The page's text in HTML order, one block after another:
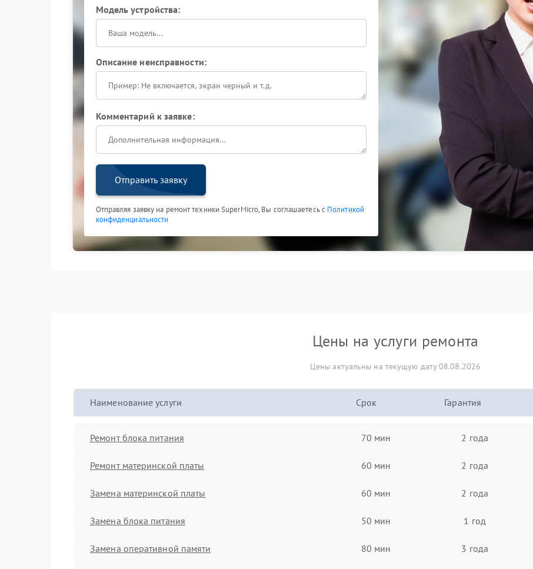
Модель устройства:
Описание неисправности:
Комментарий к заявке:
Отправить заявку
Отправляя заявку на ремонт техники SuperMicro, Вы соглашаетесь с Политикой
конфиденциальности
Цены на услуги ремонта
Цены актуальны на текущую дату 08.08.2026
Наименование услуги Срок Гарантия
Ремонт блока питания 70 мин 2 года
Ремонт материнской платы 60 мин 2 года
Замена материнской платы 60 мин 2 года
Замена блока питания 50 мин 1 год
Замена оперативной памяти 80 мин 3 года